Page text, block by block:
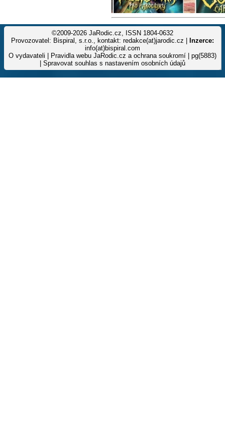
©2009-2026 JaRodic.cz, ISSN 1804-0632
Provozovatel: Bispiral, s.r.o., kontakt: redakce(at)jarodic.cz |
Inzerce:
info(at)bispiral.com
O vydavateli
Pravidla webu JaRodic.cz a ochrana soukromí | pg(5883)
Spravovat souhlas s nastavením osobních údajů